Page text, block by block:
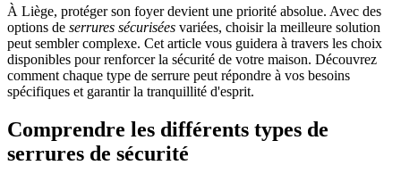
À Liège, protéger son foyer devient une priorité absolue. Avec des
options de serrures sécurisées variées, choisir la meilleure solution
peut sembler complexe. Cet article vous guidera à travers les choix
disponibles pour renforcer la sécurité de votre maison. Découvrez
comment chaque type de serrure peut répondre à vos besoins
spécifiques et garantir la tranquillité d'esprit.
Comprendre les différents types de
serrures de sécurité